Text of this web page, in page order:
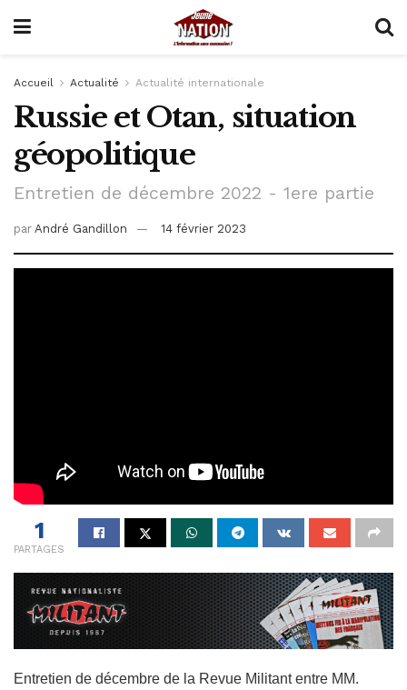
Accueil Actualité Actualité internationale
Russie et Otan, situation
géopolitique
Entretien de décembre 2022 - 1ere partie
par André Gandillon 14 février 2023
1
PARTAGES
Entretien de décembre de la Revue Militant entre MM.